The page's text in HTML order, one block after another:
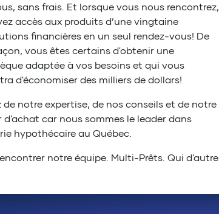
sans frais. Et lorsque vous nous rencontrez,
accès aux produits d’une vingtaine
financières en un seul rendez-vous! De
vous êtes certains d'obtenir une
adaptée à vos besoins et qui vous
d'économiser des milliers de dollars!
de notre expertise, de nos conseils et de notre
d'achat car nous sommes le leader dans
hypothécaire au Québec.
notre équipe. Multi-Prêts. Qui d'autre.